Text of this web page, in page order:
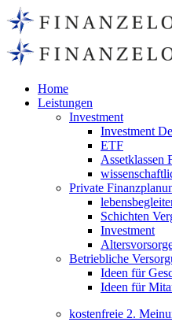
Home
Leistungen
Investment
Investment
ETF
Assetklassen
Private
Schichten
Investment
Betriebliche
Ideen für
Ideen für
kostenfreie 2.